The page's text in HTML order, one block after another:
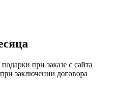
при заказе с сайта
заключении договора